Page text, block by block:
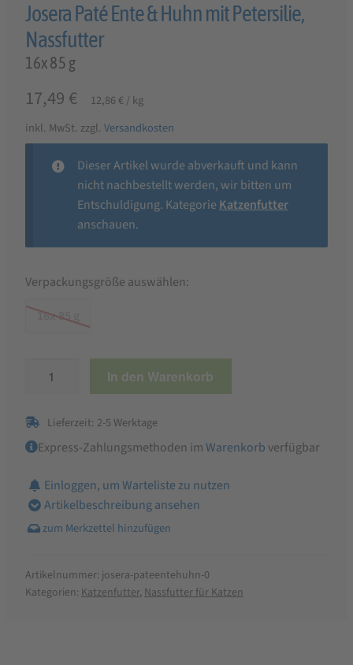
Josera Paté Ente & Huhn mit Petersilie,
Nassfutter
16x 85 g
17,49 € 12,86 €/kg
inkl. MwSt. zzgl. Versandkosten
Dieser Artikel wurde abverkauft und kann
nicht nachbestellt werden, wir bitten um
Entschuldigung. Kategorie Katzenfutter
anschauen.
Verpackungsgröße auswählen:
16x 85 g
&
Huhn
Petersilie,
Nassfutter
Menge
In den Warenkorb
Lieferzeit: 2-5 Werktage
Express-Zahlungsmethoden imWarenkorb verfügbar
Einloggen, um Warteliste zu nutzen
Artikelbeschreibung ansehen
Artikelnummer: josera-pateentehuhn-0
Kategorien: Katzenfutter,Nassfutter für Katzen